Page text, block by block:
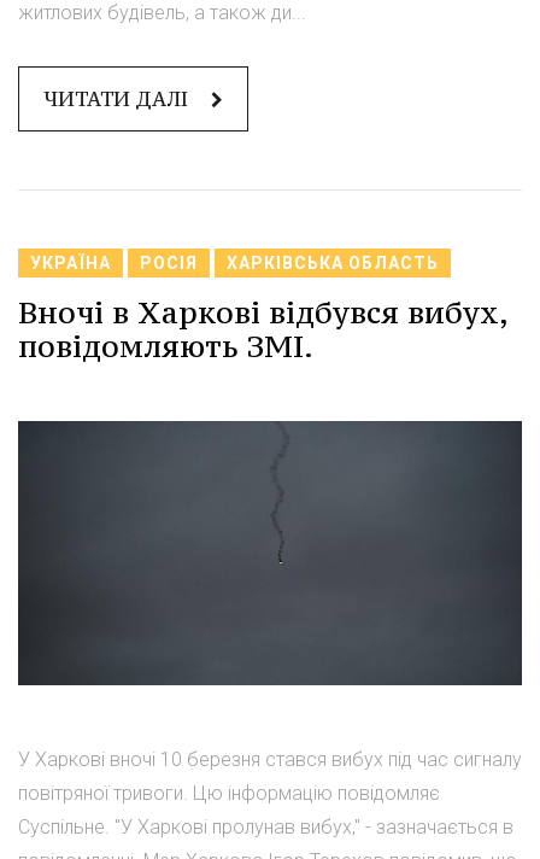
житлових будівель, а також ди...
ЧИТАТИ ДАЛІ
УКРАЇНА РОСІЯ ХАРКІВСЬКА ОБЛАСТЬ
Вночі в Харкові відбувся вибух,
повідомляють ЗМІ.
У Харкові вночі 10 березня стався вибух під час сигналу
повітряної тривоги. Цю інформацію повідомляє
Суспільне. "У Харкові пролунав вибух," - зазначається в